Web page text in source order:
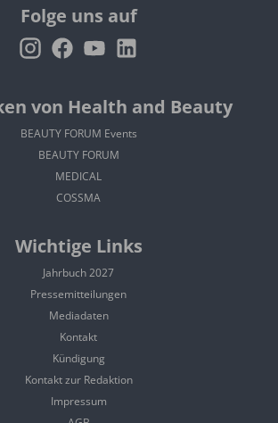
Folge uns auf
von Health and Beauty
BEAUTY FORUM Events
BEAUTY FORUM
MEDICAL
COSSMA
Wichtige Links
Jahrbuch 2027
Pressemitteilungen
Mediadaten
Kontakt
Kündigung
Kontakt zur Redaktion
Impressum